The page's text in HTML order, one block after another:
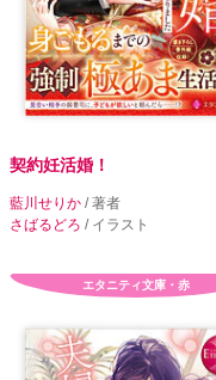
契約妊活婚！
藍川せりか / 著者
さばるどろ / イラスト
エタニティ文庫・赤